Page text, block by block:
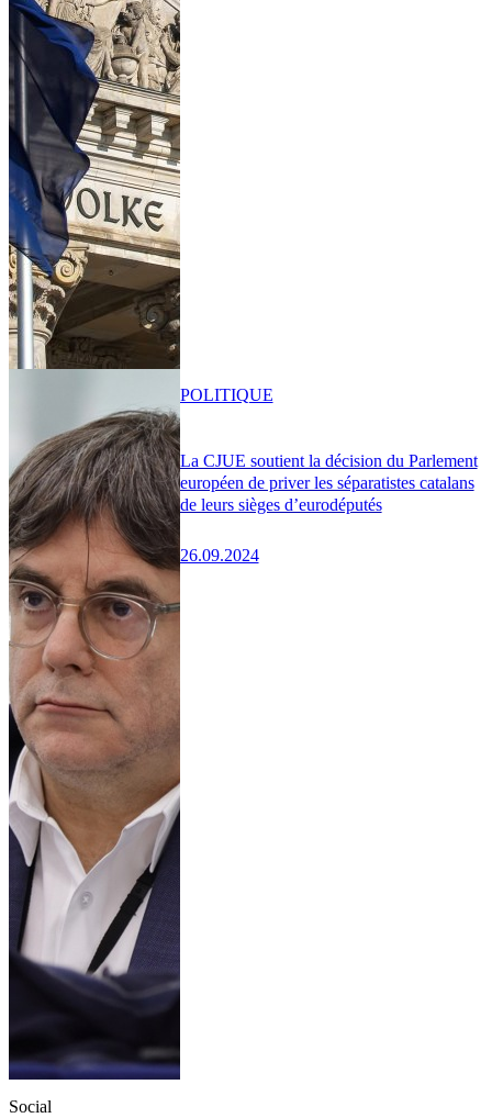
La CJUE soutient la décision du Parlement
européen de priver les séparatistes catalans
de leurs sièges d’eurodéputés
26.09.2024
POLITIQUE
Social